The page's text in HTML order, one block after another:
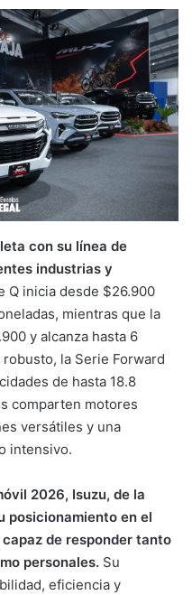
con su línea de
industrias y
Q inicia desde $26.900
mientras que la
y alcanza hasta 6
la Serie Forward
de hasta 18.8
comparten motores
versátiles y una
intensivo.
2026, Isuzu, de la
posicionamiento en el
de responder tanto
personales. Su
eficiencia y